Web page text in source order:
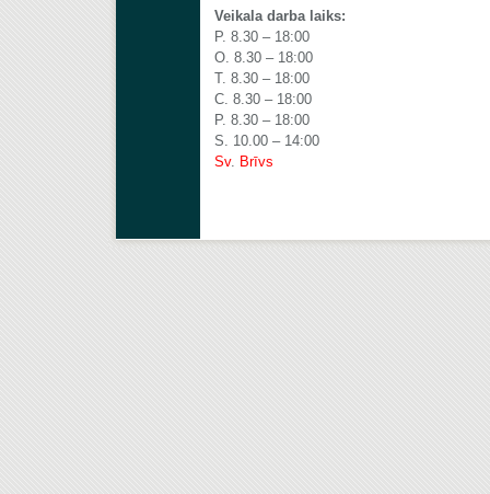
Veikala darba laiks:
P. 8.30 – 18:00
O. 8.30 – 18:00
T. 8.30 – 18:00
C. 8.30 – 18:00
P. 8.30 – 18:00
S. 10.00 – 14:00
Sv. Brīvs